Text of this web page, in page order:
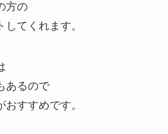
方の
てくれます。
あるので
すすめです。